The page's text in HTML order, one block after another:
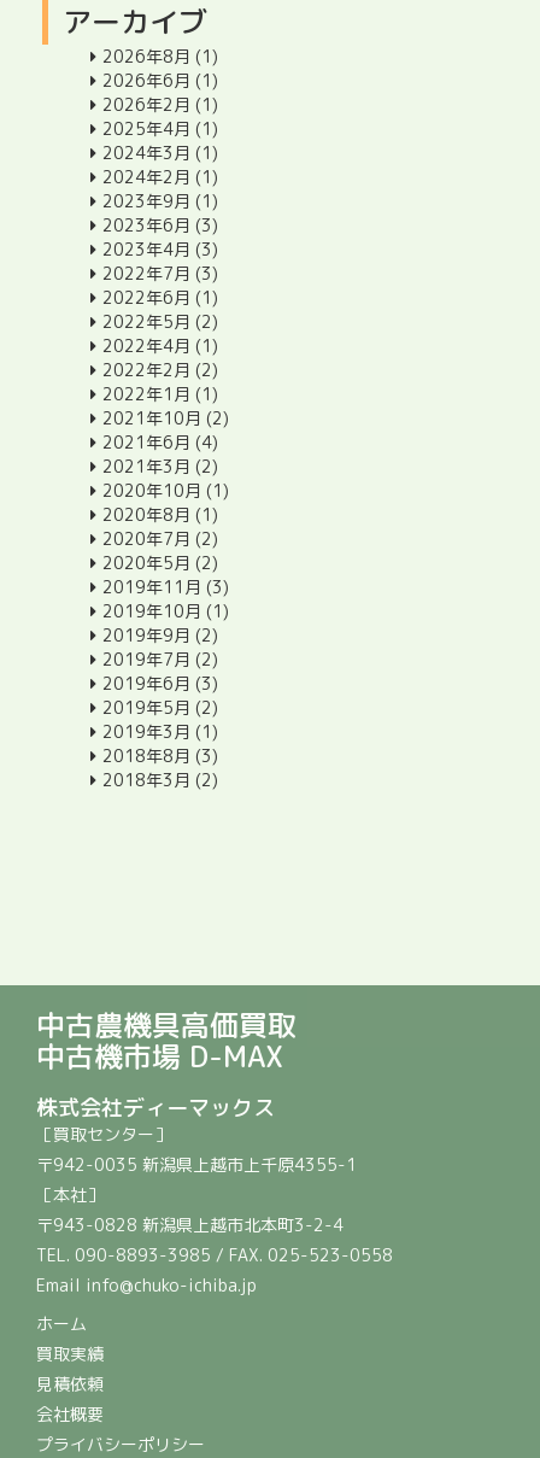
アーカイブ
2026年8月 (1)
2026年6月 (1)
2026年2月 (1)
2025年4月 (1)
2024年3月 (1)
2024年2月 (1)
2023年9月 (1)
2023年6月 (3)
2023年4月 (3)
2022年7月 (3)
2022年6月 (1)
2022年5月 (2)
2022年4月 (1)
2022年2月 (2)
2022年1月 (1)
2021年10月 (2)
2021年6月 (4)
2021年3月 (2)
2020年10月 (1)
2020年8月 (1)
2020年7月 (2)
2020年5月 (2)
2019年11月 (3)
2019年10月 (1)
2019年9月 (2)
2019年7月 (2)
2019年6月 (3)
2019年5月 (2)
2019年3月 (1)
2018年8月 (3)
2018年3月 (2)
中古農機具高価買取
中古機市場 D-MAX
株式会社ディーマックス
［買取センター］
〒942-0035 新潟県上越市上千原4355-1
［本社］
〒943-0828 新潟県上越市北本町3-2-4
TEL. 090-8893-3985 / FAX. 025-523-0558
Email info@chuko-ichiba.jp
ホーム
買取実績
見積依頼
会社概要
プライバシーポリシー